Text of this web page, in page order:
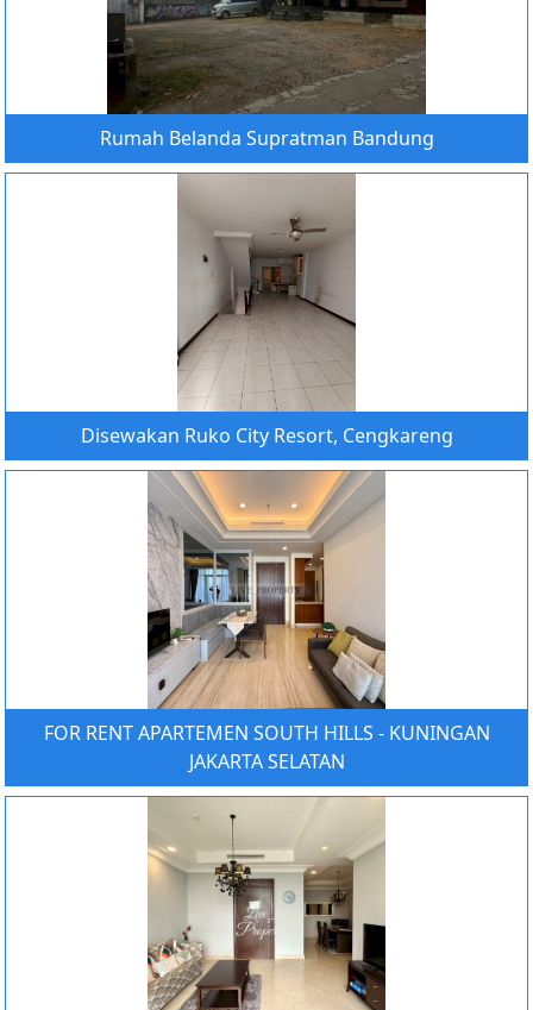
Rumah Belanda Supratman Bandung
Disewakan Ruko City Resort, Cengkareng
FOR RENT APARTEMEN SOUTH HILLS - KUNINGAN
JAKARTA SELATAN